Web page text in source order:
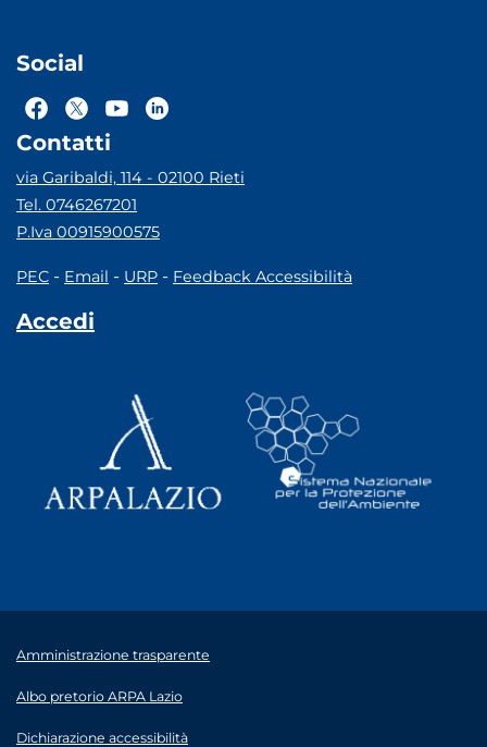
Social
Contatti
via Garibaldi, 114 - 02100 Rieti
Tel. 0746267201
P.Iva 00915900575
PEC - Email - URP - Feedback Accessibilità
Accedi
Amministrazione trasparente
Albo pretorio ARPA Lazio
Dichiarazione accessibilità